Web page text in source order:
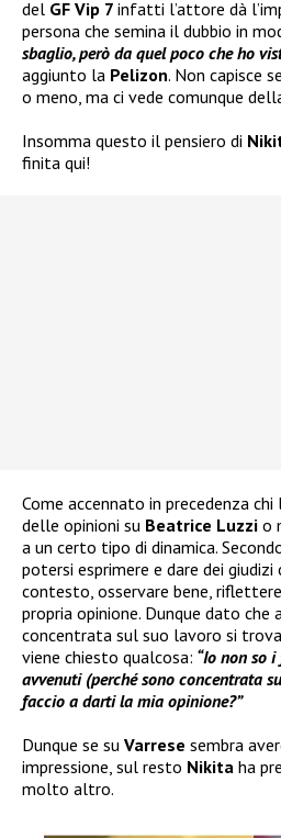
del GF Vip 7 infatti l’attore dà
persona che semina il dubbio in
sbaglio, però da quel poco che ho
aggiunto la Pelizon. Non capisce
o meno, ma ci vede comunque
Insomma questo il pensiero di
finita qui!
Come accennato in precedenza
delle opinioni su Beatrice Luzzi o
a un certo tipo di dinamica.
potersi esprimere e dare dei
contesto, osservare bene,
propria opinione. Dunque dato
concentrata sul suo lavoro si
viene chiesto qualcosa: “Io non so
avvenuti (perché sono concentrata
faccio a darti la mia opinione?”
Dunque se su Varrese sembra
impressione, sul resto Nikita ha
molto altro.